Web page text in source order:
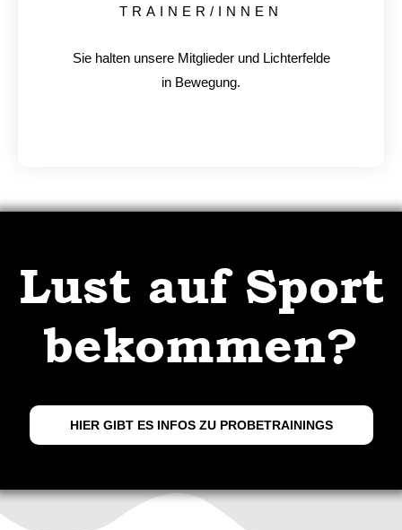
TRAINER/INNEN
Sie halten unsere Mitglieder und Lichterfelde
in Bewegung.
Lust auf Sport
bekommen?
HIER GIBT ES INFOS ZU PROBETRAININGS